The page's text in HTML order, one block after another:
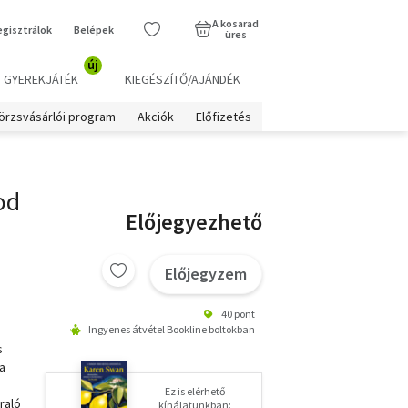
Belépek
A kosarad
üres
GYEREKJÁTÉK
új
KIEGÉSZÍTŐ/AJÁNDÉK
program Akciók Előfizetés
Előjegyezhető
Előjegyzem
40 pont
Ingyenes átvétel Bookline boltokban
Ez is elérhető
kínálatunkban: